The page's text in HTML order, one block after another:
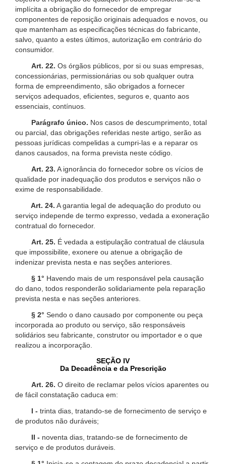
implícita a obrigação do fornecedor de empregar
componentes de reposição originais adequados e novos, ou
que mantenham as especificações técnicas do fabricante,
salvo, quanto a estes últimos, autorização em contrário do
consumidor.
Art. 22. Os órgãos públicos, por si ou suas empresas,
concessionárias, permissionárias ou sob qualquer outra
forma de empreendimento, são obrigados a fornecer
serviços adequados, eficientes, seguros e, quanto aos
essenciais, contínuos.
Parágrafo único. Nos casos de descumprimento, total
ou parcial, das obrigações referidas neste artigo, serão as
pessoas jurídicas compelidas a cumpri-las e a reparar os
danos causados, na forma prevista neste código.
Art. 23. A ignorância do fornecedor sobre os vícios de
qualidade por inadequação dos produtos e serviços não o
exime de responsabilidade.
Art. 24. A garantia legal de adequação do produto ou
serviço independe de termo expresso, vedada a exoneração
contratual do fornecedor.
Art. 25. É vedada a estipulação contratual de cláusula
que impossibilite, exonere ou atenue a obrigação de
indenizar prevista nesta e nas seções anteriores.
§ 1° Havendo mais de um responsável pela causação
do dano, todos responderão solidariamente pela reparação
prevista nesta e nas seções anteriores.
§ 2° Sendo o dano causado por componente ou peça
incorporada ao produto ou serviço, são responsáveis
solidários seu fabricante, construtor ou importador e o que
realizou a incorporação.
SEÇÃO IV
Da Decadência e da Prescrição
Art. 26. O direito de reclamar pelos vícios aparentes ou
de fácil constatação caduca em:
I - trinta dias, tratando-se de fornecimento de serviço e
de produtos não duráveis;
II - noventa dias, tratando-se de fornecimento de
serviço e de produtos duráveis.